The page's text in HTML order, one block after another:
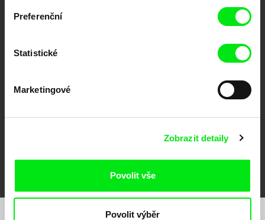
Preferenční
Statistické
Marketingové
Zobrazit detaily
Povolit vše
Povolit výběr